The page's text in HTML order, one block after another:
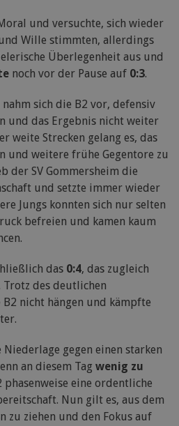
und versuchte, sich wieder
Wille stimmten, allerdings
Überlegenheit aus und
noch vor der Pause auf 0:3.
nahm sich die B2 vor, defensiv
und das Ergebnis nicht weiter
weite Strecken gelang es, das
und weitere frühe Gegentore zu
der SV Gommersheim die
und setzte immer wieder
Jungs konnten sich nur selten
befreien und kamen kaum
das 0:4, das zugleich
des deutlichen
nicht hängen und kämpfte
gegen einen starken
an diesem Tag wenig zu
phasenweise eine ordentliche
Nun gilt es, aus dem
zu ziehen und den Fokus auf